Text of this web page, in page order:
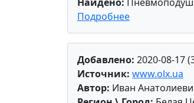
Подробнее
Добавлено: 2020-08-17
Источник: www.olx.ua
Автор: Иван